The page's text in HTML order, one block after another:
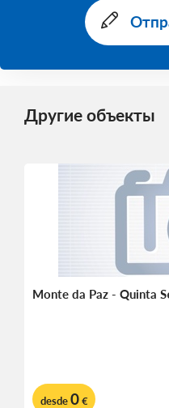
Другие объекты
Monte da Paz - Quinta
desde0€